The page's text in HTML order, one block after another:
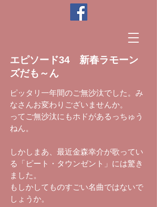
エピソード34 新春ラモーン
ズだも～ん
ピッタリ一年間のご無沙汰でした。み
なさんお変わりございませんか。
ってご無沙汰にもホドがあるっちゅう
ねん。
しかしまあ、最近金森幸介が歌ってい
る「ピート・タウンゼント」には驚き
ました。
もしかしてものすごい名曲ではないで
しょうか。